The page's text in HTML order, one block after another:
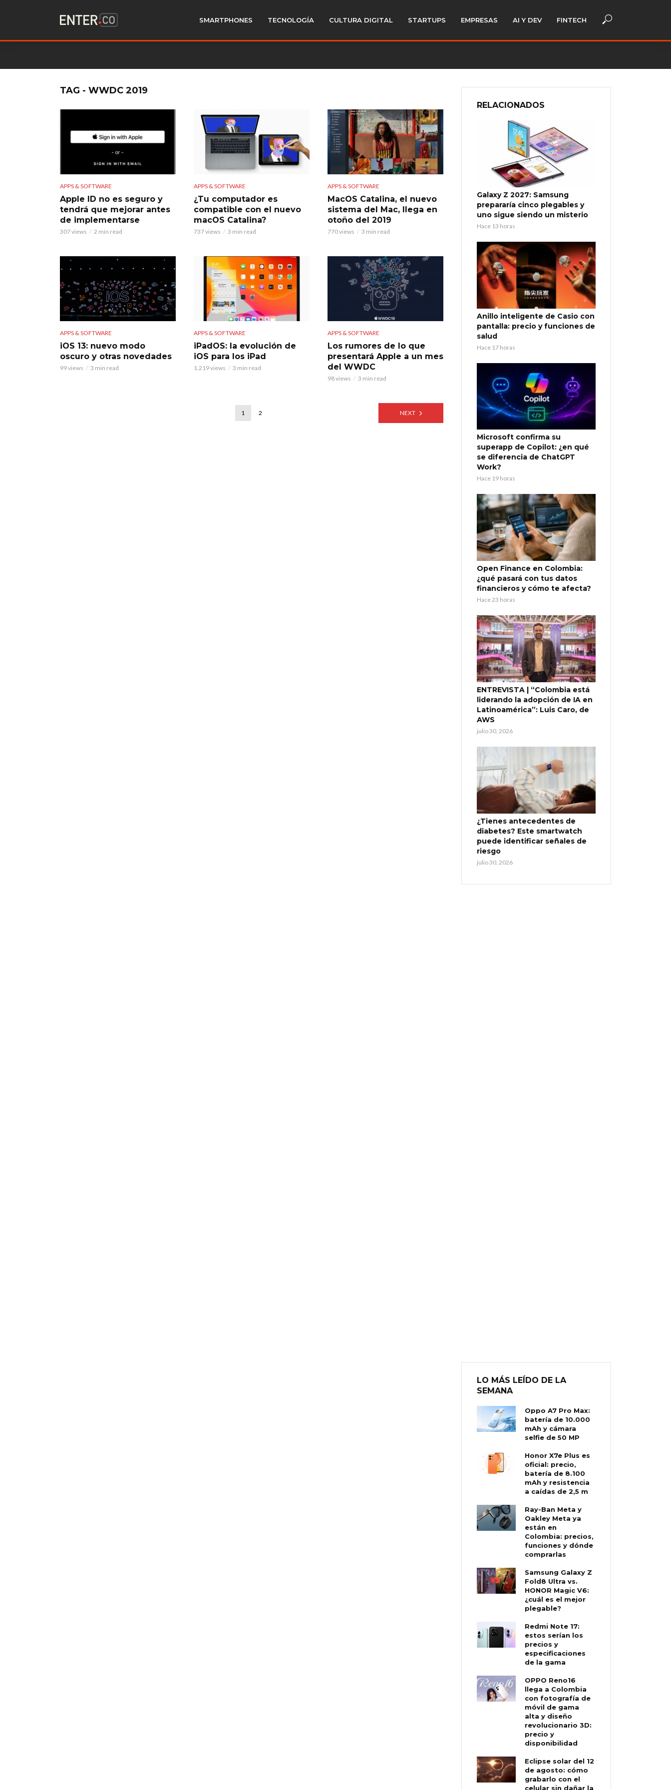
SMARTPHONES TECNOLOGÍA CULTURA DIGITAL STARTUPS EMPRESAS AI Y DEV FINTECH
TAG - WWDC 2019
APPS & SOFTWARE
Apple ID no es seguro y
tendrá que mejorar antes
de implementarse
307 views 2 min read
APPS & SOFTWARE
¿Tu computador es
compatible con el nuevo
macOS Catalina?
737 views 3 min read
APPS & SOFTWARE
MacOS Catalina, el nuevo
sistema del Mac, llega en
otoño del 2019
770 views 3 min read
APPS & SOFTWARE
iOS 13: nuevo modo
oscuro y otras novedades
99 views 3 min read
APPS & SOFTWARE
iPadOS: la evolución de
iOS para los iPad
1.219 views 3 min read
APPS & SOFTWARE
Los rumores de lo que
presentará Apple a un mes
del WWDC
98 views 3 min read
1 2 NEXT
RELACIONADOS
Galaxy Z 2027: Samsung
prepararía cinco plegables y
uno sigue siendo un misterio
Hace 13 horas
Anillo inteligente de Casio con
pantalla: precio y funciones de
salud
Hace 17 horas
Microsoft confirma su
superapp de Copilot: ¿en qué
se diferencia de ChatGPT
Work?
Hace 19 horas
Open Finance en Colombia:
¿qué pasará con tus datos
financieros y cómo te afecta?
Hace 23 horas
ENTREVISTA | “Colombia está
liderando la adopción de IA en
Latinoamérica”: Luis Caro, de
AWS
julio 30, 2026
¿Tienes antecedentes de
diabetes? Este smartwatch
puede identificar señales de
riesgo
julio 30, 2026
LO MÁS LEÍDO DE LA
SEMANA
Oppo A7 Pro Max:
batería de 10.000
mAh y cámara
selfie de 50 MP
Honor X7e Plus es
oficial: precio,
batería de 8.100
mAh y resistencia
a caídas de 2,5 m
Ray-Ban Meta y
Oakley Meta ya
están en
Colombia: precios,
funciones y dónde
comprarlas
Samsung Galaxy Z
Fold8 Ultra vs.
HONOR Magic V6:
¿cuál es el mejor
plegable?
Redmi Note 17:
estos serían los
precios y
especificaciones
de la gama
OPPO Reno16
llega a Colombia
con fotografía de
móvil de gama
alta y diseño
revolucionario 3D:
precio y
disponibilidad
Eclipse solar del 12
de agosto: cómo
grabarlo con el
celular sin dañar la